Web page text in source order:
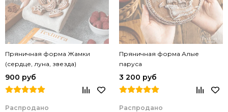
Пряничная форма Жамки
(сердце, луна, звезда)
900 руб
Распродано
Пряничная форма Алые
паруса
3 200 руб
Распродано